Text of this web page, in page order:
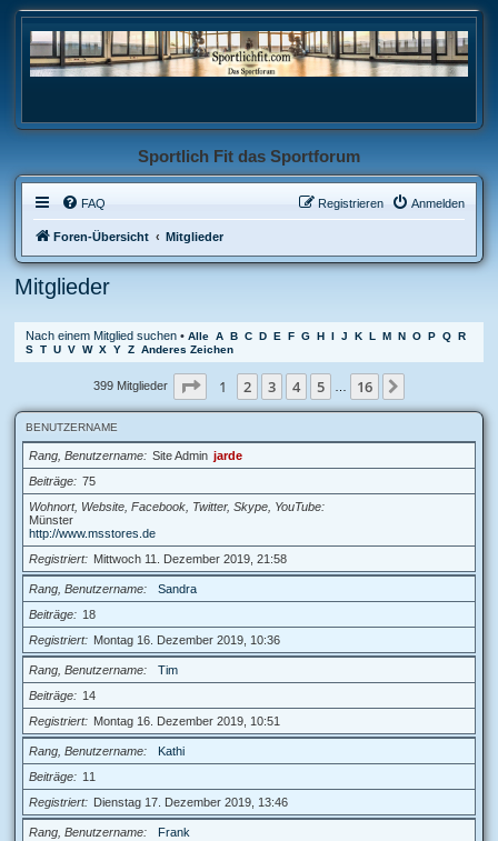
Sportlich Fit das Sportforum
FAQ Anmelden
Registrieren
Foren-Übersicht Mitglieder
Mitglieder
Nach einem Mitglied suchen • Alle A B C D E F G H I J K L M N O P Q R
S T U V W X Y Z Anderes Zeichen
399 Mitglieder Seite 1von 16
1 2 3 4 5 16
BENUTZERNAME
Rang, Benutzername Site Admin jarde
Beiträge
75
Wohnort, Website, Facebook, Twitter, Skype, YouTube
Münster
http://www.msstores.de
Registriert
Mittwoch 11. Dezember 2019, 21:58
Rang, Benutzername
Sandra
Beiträge
18
Registriert
Montag 16. Dezember 2019, 10:36
Rang, Benutzername
Tim
Beiträge
14
Registriert
Montag 16. Dezember 2019, 10:51
Rang, Benutzername
Kathi
Beiträge
11
Registriert
Dienstag 17. Dezember 2019, 13:46
Rang, Benutzername
Frank